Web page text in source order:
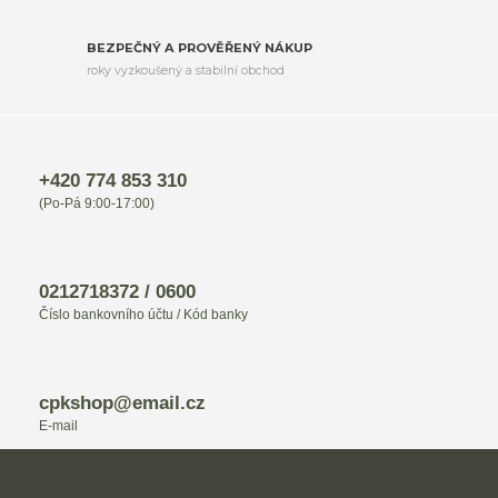
BEZPEČNÝ A PROVĚŘENÝ NÁKUP
roky vyzkoušený a stabilní obchod
+420 774 853 310
(Po-Pá 9:00-17:00)
0212718372 / 0600
Číslo bankovního účtu / Kód banky
cpkshop@email.cz
E-mail